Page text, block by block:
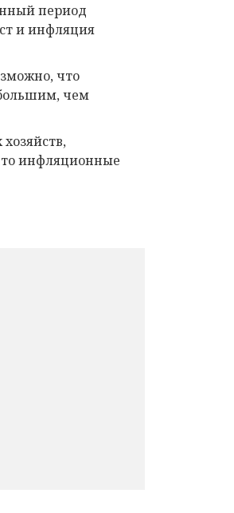
период
и инфляция
что
чем
инфляционные